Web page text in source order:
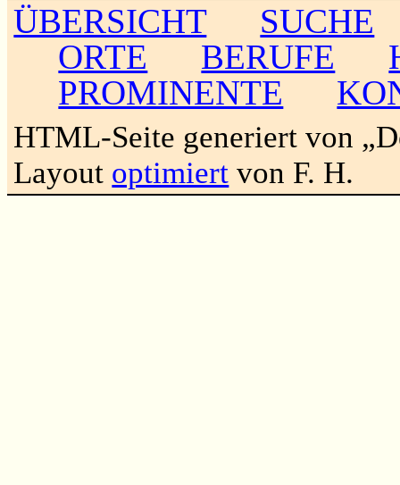
ÜBERSICHT
SUCHE
ORTE
BERUFE
PROMINENTE
HTML-Seite generiert von
Layout optimiert von F. H.